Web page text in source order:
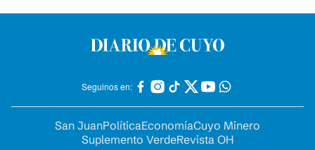
Seguinos en:
San JuanPolíticaEconomíaCuyo Minero
Suplemento VerdeRevista OH